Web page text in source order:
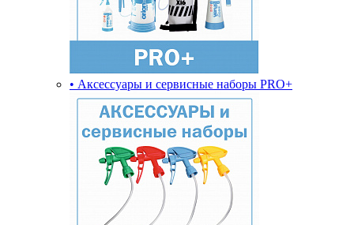
• Аксессуары и сервисные наборы PRO+